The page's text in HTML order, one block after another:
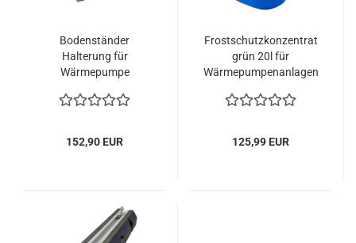
Bodenständer
Halterung für
Wärmepumpe
152,90 EUR
Frostschutzkonzentrat
grün 20l für
Wärmepumpenanlagen
125,99 EUR